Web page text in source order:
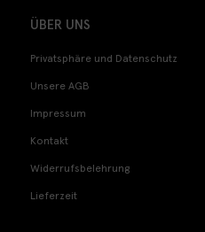
ÜBER UNS
Privatsphäre und Datenschutz
Unsere AGB
Impressum
Kontakt
Widerrufsbelehrung
Lieferzeit